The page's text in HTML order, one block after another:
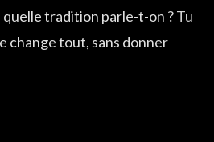
tradition parle-t-on ? Tu
change tout, sans donner